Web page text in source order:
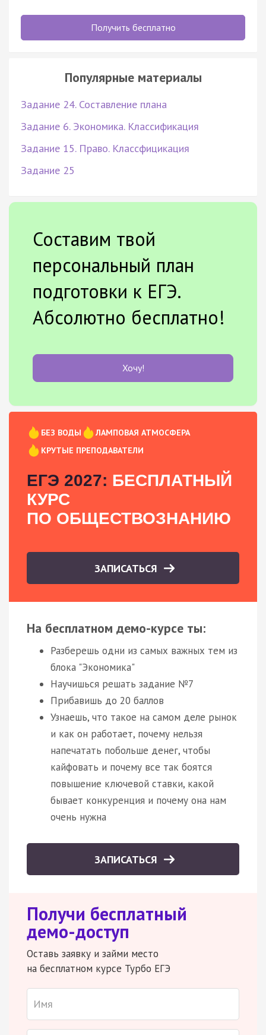
Получить бесплатно
Популярные материалы
Задание 24. Составление плана
Задание 6. Экономика. Классификация
Задание 15. Право. Классфицикация
Задание 25
Составим твой
персональный план
подготовки к ЕГЭ.
Абсолютно бесплатно!
Хочу!
БЕЗ ВОДЫ
ЛАМПОВАЯ АТМОСФЕРА
КРУТЫЕ ПРЕПОДАВАТЕЛИ
ЕГЭ 2027: БЕСПЛАТНЫЙ
КУРС
ПО ОБЩЕСТВОЗНАНИЮ
ЗАПИСАТЬСЯ
На бесплатном демо-курсе ты:
Разберешь одни из самых важных тем из
блока "Экономика"
Научишься решать задание №7
Прибавишь до 20 баллов
Узнаешь, что такое на самом деле рынок
и как он работает, почему нельзя
напечатать побольше денег, чтобы
кайфовать и почему все так боятся
повышение ключевой ставки, какой
бывает конкуренция и почему она нам
очень нужна
ЗАПИСАТЬСЯ
Получи бесплатный
демо-доступ
Оставь заявку и займи место
на бесплатном курсе Турбо ЕГЭ